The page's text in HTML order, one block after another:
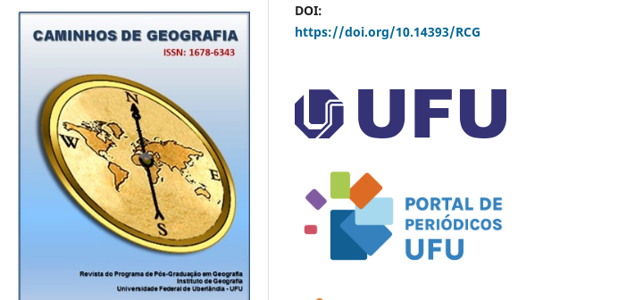
DOI:
https://doi.org/10.14393/RCG